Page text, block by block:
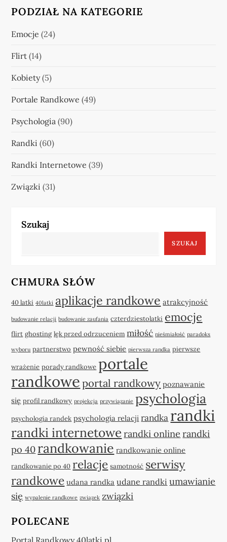
PODZIAŁ NA KATEGORIE
Emocje (24)
Flirt (14)
Kobiety(5)
Portale Randkowe (49)
Psychologia (90)
Randki (60)
Randki Internetowe (39)
Związki (31)
Szukaj
SZUKAJ
CHMURA SŁÓW
40 latki 40latki aplikacje randkowe atrakcyjność
budowanie relacji budowanie zaufania czterdziestolatki emocje
flirt ghosting lęk przed odrzuceniem miłość nieśmiałość paradoks
wyboru partnerstwo pewność siebie pierwsza randka pierwsze
wrażenie porady randkowe portale
randkowe portal randkowy poznawanie
się profil randkowy projekcja przywiązanie psychologia
psychologia randek psychologia relacji randka randki
randki internetowe randki online randki
po 40 randkowanie randkowanie online
randkowanie po 40 relacje samotność serwisy
randkowe udana randka udane randki umawianie
się wypalenie randkowe związek związki
POLECANE